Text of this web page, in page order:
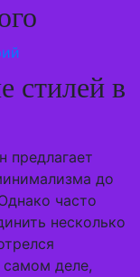
стилей в
предлагает
до
часто
несколько
самом деле,